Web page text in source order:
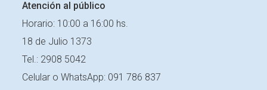
Atención al público
Horario: 10:00 a 16:00 hs.
18 de Julio 1373
Tel.: 2908 5042
Celular oWhatsApp: 091 786 837